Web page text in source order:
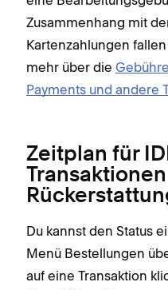
Zusammenhang mit
Kartenzahlungen
mehr über die
Payments und andere
Zeitplan für
Du kannst den Status
Menü Bestellungen
auf eine Transaktion